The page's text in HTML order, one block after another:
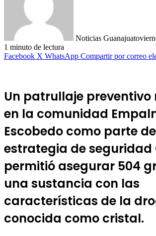
Noticias Guanajuato
1 minuto de lectura
Facebook X WhatsApp Compartir por correo
Un patrullaje preventivo
en la comunidad
Escobedo como parte
estrategia de seguridad
permitió asegurar 504
una sustancia con las
características de la
conocida como cristal.